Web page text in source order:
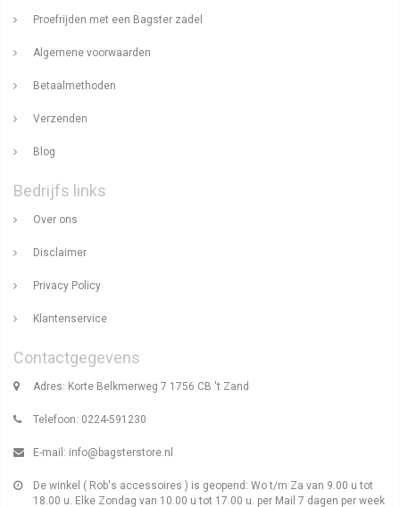
Proefrijden met een Bagster zadel
Algemene voorwaarden
Betaalmethoden
Verzenden
Blog
Bedrijfs links
Over ons
Disclaimer
Privacy Policy
Klantenservice
Contactgegevens
Adres: Korte Belkmerweg 7 1756 CB 't Zand
Telefoon: 0224-591230
E-mail: info@bagsterstore.nl
De winkel ( Rob's accessoires ) is geopend: Wo t/m Za van 9.00 u tot
18.00 u. Elke Zondag van 10.00 u tot 17.00 u. per Mail 7 dagen per week